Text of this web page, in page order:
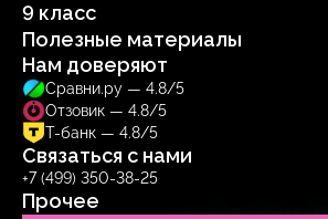
Обществознание
Биология
Информатика
Обществознание
Биология
9 класс
Русский язык
Полезные материалы
Блог
Учебник
Тренажер
Нам доверяют
Сравни.ру — 4.8/5
Отзовик — 4.8/5
Т-банк — 4.8/5
Связаться с нами
+7 (499) 350-38-25
Прочее